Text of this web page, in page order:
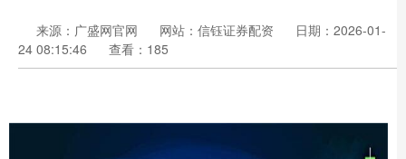
来源：广盛网官网 网站：信钰证券配资
日期：2026-01-
24 08:15:46
查看：185